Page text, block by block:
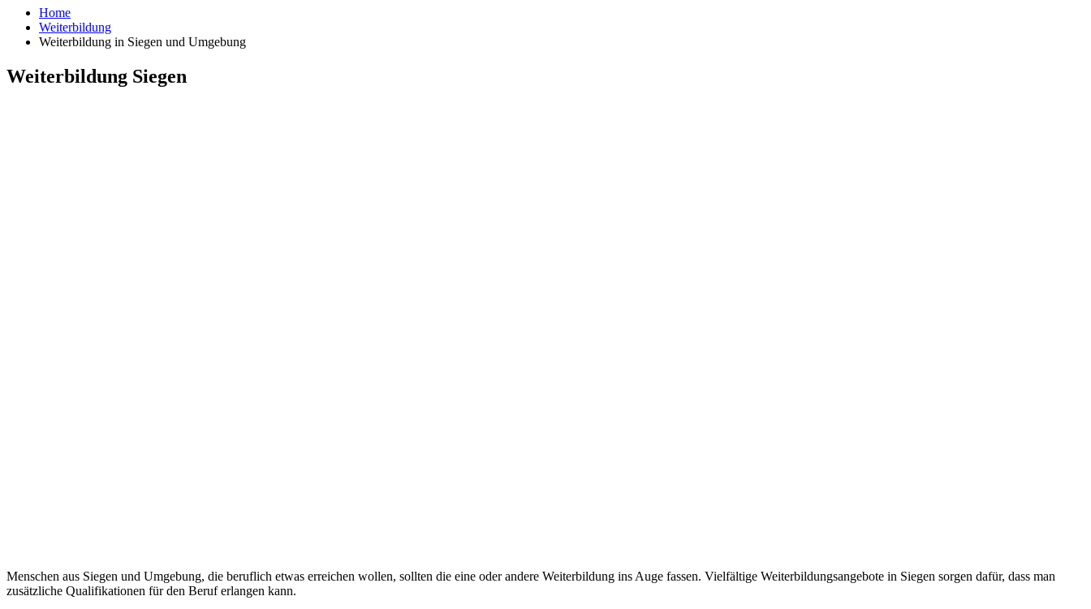
Home
Weiterbildung
Weiterbildung in Siegen und Umgebung
Weiterbildung Siegen
Menschen aus Siegen und Umgebung, die beruflich etwas erreichen wollen, sollten die eine oder andere Weiterbildung ins Auge fassen. Vielfältige Weiterbildungsangebote in Siegen sorgen dafür, dass man
zusätzliche Qualifikationen für den Beruf erlangen kann.